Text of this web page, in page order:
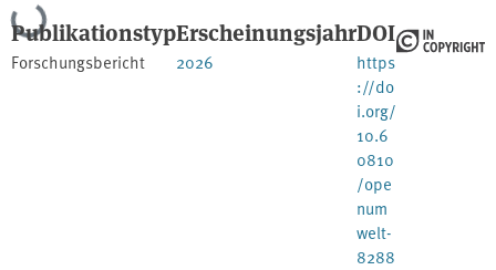
Lade...
Publikationstyp
Forschungsbericht
Erscheinungsjahr
2026
DOI
https
://do
i.org/
10.6
0810
/ope
num
welt-
8288